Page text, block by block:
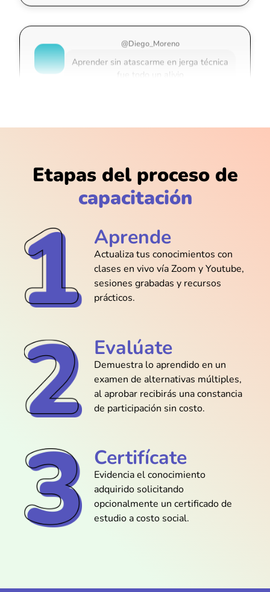
@Diego_Moreno
Aprender sin atascarme en jerga técnica
fue todo un alivio
El ritmo es perfecto, no se sienten esos
bloques eternos de teoría
@Valeria_Ramos
@Daniel_Taylor
Entendí perfectamente cómo funcionan
@Diego_Moreno
Aprender sin atascarme en jerga técnica
fue todo un alivio
Etapas del proceso de
capacitación
Aprende
Actualiza tus conocimientos con
clases en vivo vía Zoom y Youtube,
sesiones grabadas y recursos
prácticos.
Evalúate
Demuestra lo aprendido en un
examen de alternativas múltiples,
al aprobar recibirás una constancia
de participación sin costo.
Certifícate
Evidencia el conocimiento
adquirido solicitando
opcionalmente un certificado de
estudio a costo social.